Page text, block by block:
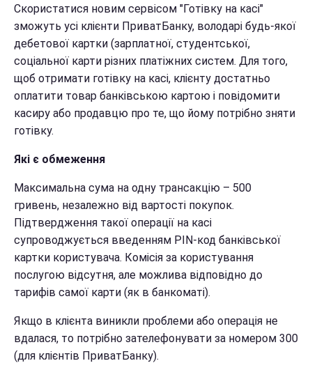
Скористатися новим сервісом "Готівку на касі"
зможуть усі клієнти ПриватБанку, володарі будь-якої
дебетової картки (зарплатної, студентської,
соціальної карти різних платіжних систем. Для того,
щоб отримати готівку на касі, клієнту достатньо
оплатити товар банківською картою і повідомити
касиру або продавцю про те, що йому потрібно зняти
готівку.
Які є обмеження
Максимальна сума на одну трансакцію – 500
гривень, незалежно від вартості покупок.
Підтвердження такої операції на касі
супроводжується введенням PIN-код банківської
картки користувача. Комісія за користування
послугою відсутня, але можлива відповідно до
тарифів самої карти (як в банкоматі).
Якщо в клієнта виникли проблеми або операція не
вдалася, то потрібно зателефонувати за номером 300
(для клієнтів ПриватБанку).